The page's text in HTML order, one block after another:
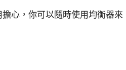
心，你可以隨時使用均衡器來